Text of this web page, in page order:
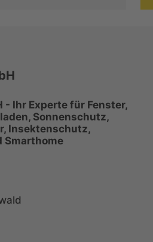
- Ihr Experte für Fenster,
Sonnenschutz,
Insektenschutz,
Smarthome